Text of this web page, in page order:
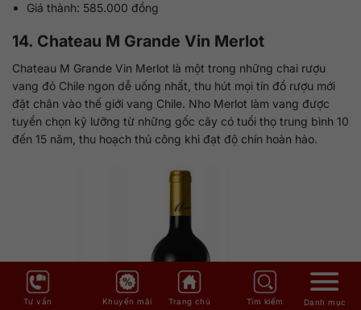
Giá thành: 585.000 đồng
14. Chateau M Grande Vin Merlot
Chateau M Grande Vin Merlot là một trong những chai rượu
vang đỏ Chile ngon dễ uống nhất, thu hút mọi tín đồ rượu mới
đặt chân vào thế giới vang Chile. Nho Merlot làm vang được
tuyển chọn kỹ lưỡng từ những gốc cây có tuổi thọ trung bình 10
đến 15 năm, thu hoạch thủ công khi đạt độ chín hoàn hảo.
Tư vấn Khuyến mãi Trang chủ Tìm kiếm Danh mục